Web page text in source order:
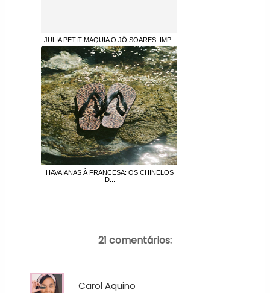
JULIA PETIT MAQUIA O JÔ SOARES: IMP...
HAVAIANAS À FRANCESA: OS CHINELOS
D...
21 comentários:
Carol Aquino